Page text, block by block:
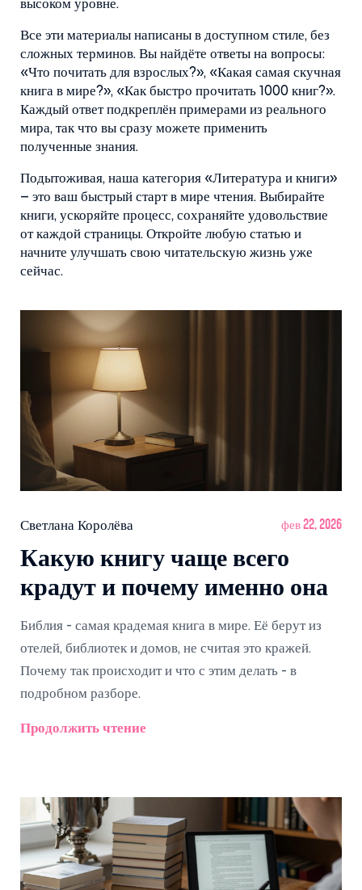
высоком уровне.
Все эти материалы написаны в доступном стиле, без
сложных терминов. Вы найдёте ответы на вопросы:
«Что почитать для взрослых?», «Какая самая скучная
книга в мире?», «Как быстро прочитать 1000 книг?».
Каждый ответ подкреплён примерами из реального
мира, так что вы сразу можете применить
полученные знания.
Подытоживая, наша категория «Литература и книги»
– это ваш быстрый старт в мире чтения. Выбирайте
книги, ускоряйте процесс, сохраняйте удовольствие
от каждой страницы. Откройте любую статью и
начните улучшать свою читательскую жизнь уже
сейчас.
Светлана Королёва фев 22, 2026
Какую книгу чаще всего
крадут и почему именно она
Библия - самая крадемая книга в мире. Её берут из
отелей, библиотек и домов, не считая это кражей.
Почему так происходит и что с этим делать - в
подробном разборе.
Продолжить чтение